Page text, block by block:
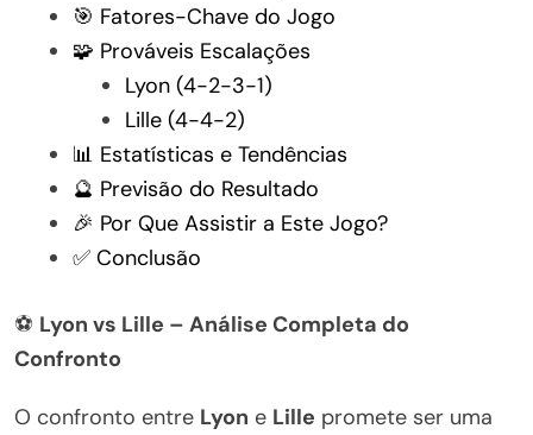
🎯 Fatores-Chave do Jogo
🧩 Prováveis Escalações
Lyon (4-2-3-1)
Lille (4-4-2)
📊 Estatísticas e Tendências
🔮 Previsão do Resultado
🎉 Por Que Assistir a Este Jogo?
✅ Conclusão
⚽ Lyon vs Lille – Análise Completa do
Confronto
O confronto entre Lyon e Lille promete ser uma